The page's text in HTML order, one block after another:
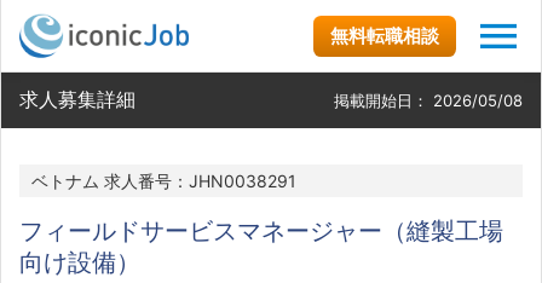
無料転職相談
求人募集詳細 掲載開始日： 2026/05/08
ベトナム 求人番号：JHN0038291
フィールドサービスマネージャー（縫製工場
向け設備）